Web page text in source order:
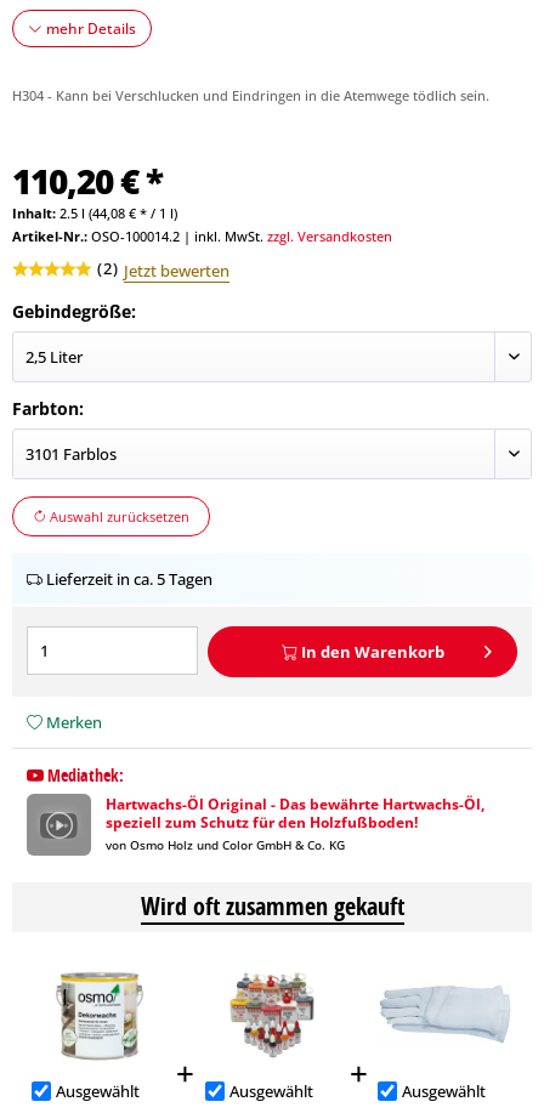
mehr Details
H304 - Kann bei Verschlucken und Eindringen in die Atemwege tödlich sein.
110,20 € *
Inhalt: 2.5 l (44,08 € * / 1 l)
Artikel-Nr.: OSO-100014.2 | inkl. MwSt. zzgl. Versandkosten
(2) Jetzt bewerten
Gebindegröße:
Farbton:
Auswahl zurücksetzen
Lieferzeit in ca. 5 Tagen
In den Warenkorb
Merken
Mediathek:
Hartwachs-Öl Original - Das bewährte Hartwachs-Öl,
speziell zum Schutz für den Holzfußboden!
von Osmo Holz und Color GmbH & Co. KG
Wird oft zusammen gekauft
Ausgewählt
Ausgewählt
Ausgewählt